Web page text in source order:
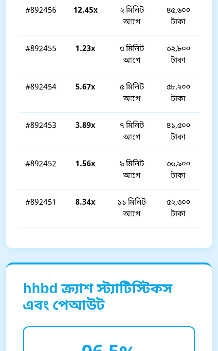
#892456 12.45x
২ মিনিট
আগে
৪৫,৬০০
টাকা
#892455 1.23x
৩ মিনিট
আগে
৩২,৮০০
টাকা
#892454 5.67x
৫ মিনিট
আগে
৫৮,২০০
টাকা
#892453 3.89x
৭ মিনিট
আগে
৪১,৫০০
টাকা
#892452 1.56x
৯ মিনিট
আগে
৩৬,৯০০
টাকা
#892451 8.34x
১১ মিনিট
আগে
৫২,৩০০
টাকা
hhbd ক্র্যাশ স্ট্যাটিস্টিকস
এবং পেআউট